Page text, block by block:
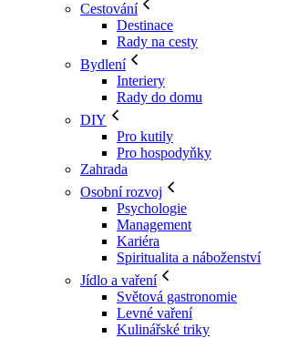
Cestování
Destinace
Rady na cesty
Bydlení
Interiery
Rady do domu
DIY
Pro kutily
Pro hospodyňky
Zahrada
Osobní rozvoj
Psychologie
Management
Kariéra
Spiritualita a náboženství
Jídlo a vaření
Světová gastronomie
Levné vaření
Kulinářské triky